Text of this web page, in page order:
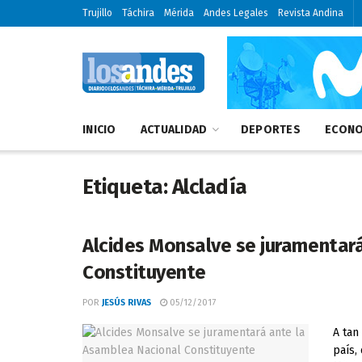
Trujillo Táchira Mérida Andes Legales Revista Andina
INICIO ACTUALIDAD DEPORTES
Etiqueta:Alcladía
Alcides Monsalve se
Constituyente
POR JESÚS RIVAS 05/12/2017
A
país,